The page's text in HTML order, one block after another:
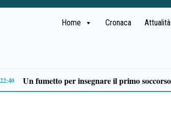
Home Cronaca Attualità
Scario, Sorrentino: «Barche troppo vicine alla costa della Molara, più controlli» 19:18